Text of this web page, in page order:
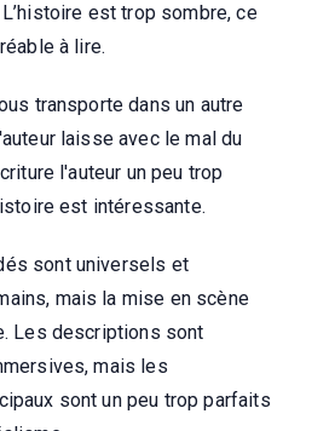
est trop sombre, ce
à lire.
transporte dans un autre
laisse avec le mal du
l'auteur un peu trop
est intéressante.
sont universels et
mais la mise en scène
Les descriptions sont
mais les
sont un peu trop parfaits